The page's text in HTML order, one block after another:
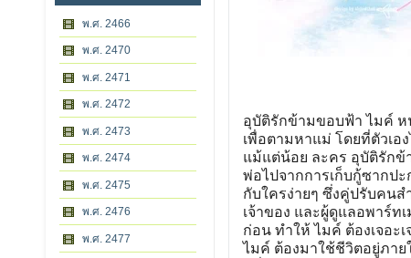
พ.ศ. 2466
พ.ศ. 2470
พ.ศ. 2471
พ.ศ. 2472
พ.ศ. 2473
พ.ศ. 2474
พ.ศ. 2475
พ.ศ. 2476
พ.ศ. 2477
อุบัติรักข้ามขอบฟ้า ไมค์ ห
เพื่อตามหาแม่ โดยที่ตัวเอ
แม้แต่น้อย ละคร อุบัติรักข้
พ่อไปจากการเก็บกู้ซากป
กับใครง่ายๆ ซึ่งคู่ปรับคน
เจ้าของ และผู้ดูแลอพาร์ท
ก่อน ทำให้ ไมค์ ต้องเจอ
ไมค์ ต้องมาใช้ชีวิตอยู่ภา